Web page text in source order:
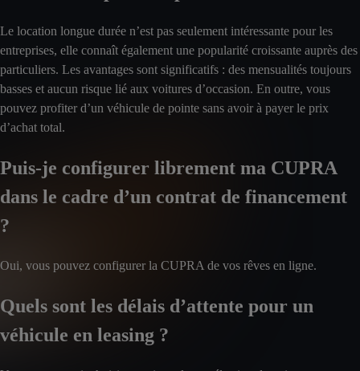
Le location longue durée n’est pas seulement intéressante pour les
entreprises, elle connaît également une popularité croissante auprès des
particuliers. Les avantages sont significatifs : des mensualités toujours
basses et aucun risque lié aux voitures d’occasion. En outre, vous
pouvez profiter d’un véhicule de pointe sans avoir à payer le prix
d’achat total.
Puis-je configurer librement ma CUPRA
dans le cadre d’un contrat de financement
?
Oui, vous pouvez configurer la CUPRA de vos rêves en ligne.
Quels sont les délais d’attente pour un
véhicule en leasing ?